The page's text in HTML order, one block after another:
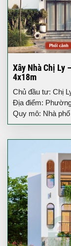
Xây Nhà Chị Ly
4x18m
Chủ đầu tư: Chị
Địa điểm:
Quy mô: Nhà